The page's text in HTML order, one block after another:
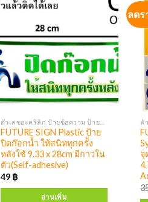
ลดร
จุ
FUTURE SIGN Plastic ป้าย
ปิดก๊อกน้ำ ให้สนิททุกครััง
หลังใช้ 9.33 x 28cm มีกาวใน
ตัว(Self-adhesive)
49 ฿
อ่านเพิ่ม